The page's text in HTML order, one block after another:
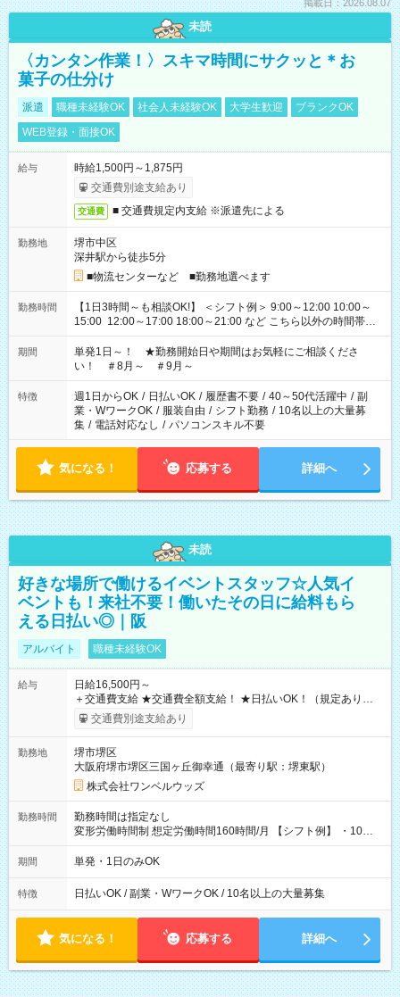
掲載日：2026.08.07
未読
〈カンタン作業！〉スキマ時間にサクッと＊お
菓子の仕分け
派遣 職種未経験OK 社会人未経験OK 大学生歓迎
ブランクOK
WEB登録・面接OK
給与
時給1,500円～1,875円
交通費別途支給あり
交通費 ■ 交通費規定内支給 ※派遣先による
勤務地
堺市中区
深井駅から徒歩5分
■物流センターなど ■勤務地選べます
勤務時間
【1日3時間～も相談OK!】 ＜シフト例＞ 9:00～12:00 10:00～
15:00 12:00～17:00 18:00～21:00 など こちら以外の時間帯も
お気軽にご相談ください！
期間
単発1日～！ ★勤務開始日や期間はお気軽にご相談くださ
い！ ＃8月～ ＃9月～
特徴 週1日からOK / 日払いOK / 履歴書不要 / 40～50代活躍中 / 副
業・WワークOK / 服装自由 / シフト勤務 / 10名以上の大量募
集 / 電話対応なし / パソコンスキル不要
気になる！ 応募する 詳細へ
未読
好きな場所で働けるイベントスタッフ☆人気イ
ベントも！来社不要！働いたその日に給料もら
える日払い◎｜阪
アルバイト 職種未経験OK
給与
日給16,500円～
＋交通費支給 ★交通費全額支給！ ★日払いOK！（規定あり） ┗
働いたその日に現金GET♪ お仕事後はコンビニATMから 日払
交通費別途支給あり
勤務地
堺市堺区
大阪府堺市堺区三国ヶ丘御幸通（最寄り駅：堺東駅）
株式会社ワンベルウッズ
勤務時間
勤務時間は指定なし
変形労働時間制 想定労働時間160時間/月 【シフト例】 ・10：
00～20：00
期間 単発・1日のみOK
特徴 日払いOK / 副業・WワークOK / 10名以上の大量募集
気になる！ 応募する 詳細へ